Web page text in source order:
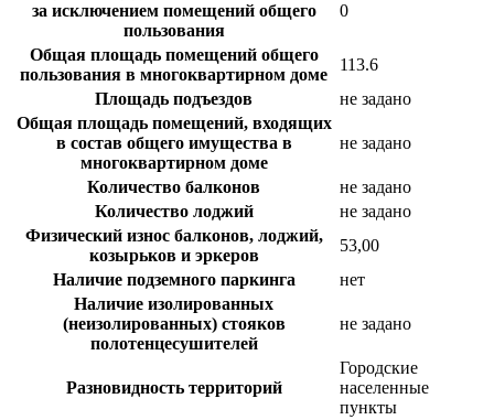
за исключением помещений общего
пользования
0
Общая площадь помещений общего
пользования в многоквартирном доме
113.6
Площадь подъездов
не задано
Общая площадь помещений, входящих
в состав общего имущества в
многоквартирном доме
не задано
Количество балконов
не задано
Количество лоджий
не задано
Физический износ балконов, лоджий,
козырьков и эркеров
53,00
Наличие подземного паркинга
нет
Наличие изолированных
(неизолированных) стояков
полотенцесушителей
не задано
Разновидность территорий
Городские
населенные
пункты